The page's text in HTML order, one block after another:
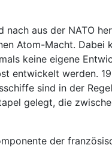
aus der NATO
Atom-Macht. Dabei
keine eigene
entwickelt werden.
sind in der
gelegt, die
der